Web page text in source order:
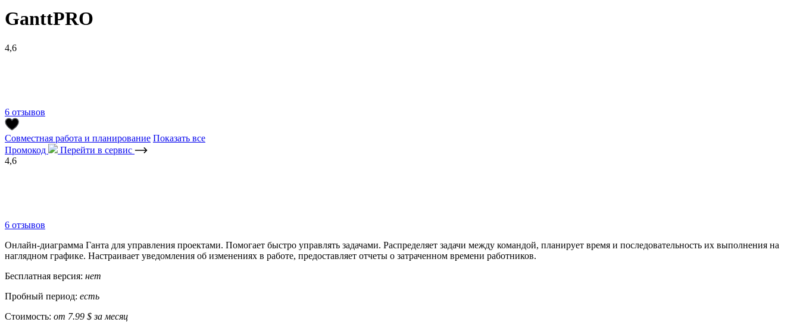
GanttPRO
4,6
6 отзывов
Совместная работа и планирование Показать все
Промокод
Перейти в сервис
4,6
6 отзывов
Онлайн-диаграмма Ганта для управления проектами. Помогает быстро управлять задачами. Распределяет задачи между командой, планирует время и последовательность их выполнения на
наглядном графике. Настраивает уведомления об изменениях в работе, предоставляет отчеты о затраченном времени работников.
Бесплатная версия: нет
Пробный период: есть
Стоимость: от 7.99 $ за месяц